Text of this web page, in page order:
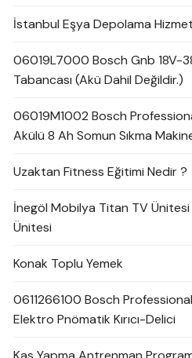
İstanbul Eşya Depolama
06019L7000 Bosch Gnb 18V-
Tabancası (Akü Dahil Değildir.)
06019M1002 Bosch
Akülü 8 Ah Somun Sıkma
Uzaktan Fitness Eğitimi Nedir ?
İnegöl Mobilya Titan TV Ünitesi
Ünitesi
Konak Toplu Yemek
0611266100 Bosch
Elektro Pnömatik Kırıcı-Delici